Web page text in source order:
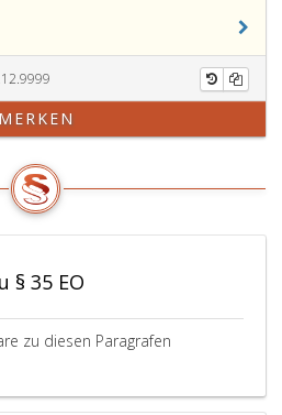
machen,
die
MERKEN
§ 35 EO
zu diesen Paragrafen